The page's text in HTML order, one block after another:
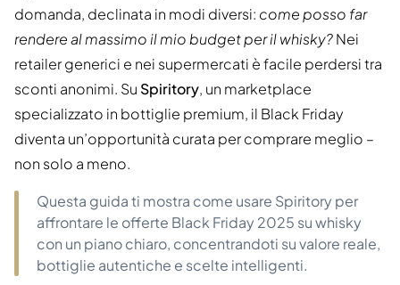
domanda, declinata in modi diversi: come posso far
rendere al massimo il mio budget per il whisky?Nei
retailer generici e nei supermercati è facile perdersi tra
sconti anonimi. Su Spiritory, un marketplace
specializzato in bottiglie premium, il Black Friday
diventa un’opportunità curata per comprare meglio –
non solo a meno.
Questa guida ti mostra come usare Spiritory per
affrontare le offerte Black Friday 2025 su whisky
con un piano chiaro, concentrandoti su valore reale,
bottiglie autentiche e scelte intelligenti.